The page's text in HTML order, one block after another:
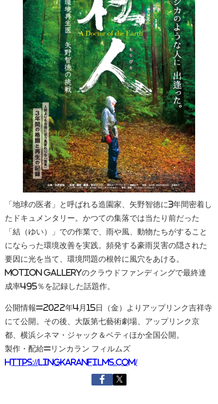
「地球の医者」と呼ばれる造園家、矢野智徳に3年間密着し
たドキュメンタリー。かつての集落では当たり前だった
「結（ゆい）」での作業で、雨や風、動物たちがすること
にならった環境改善を実践。頻発する豪雨災害の隠された
要因に光を当て、環境問題の根幹に風穴をあける。
Motion Galleryのクラウドファンディングで最終達
成率495％を記録した話題作。
公開情報=2022年4月15日（金）よりアップリンク吉祥寺
にて公開。その後、大阪第七藝術劇場、アップリンク京
都、横浜シネマ・ジャック＆ベティほか全国公開。
製作・配給=リンカラン フィルムズ
https://lingkaranfilms.com/